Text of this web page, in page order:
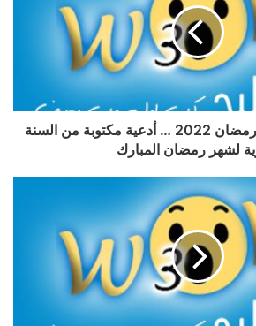
دعاء ثاني جمعة في رمضان 2022 … أدعية مكتوبة من السنة
لشهر رمضان المبارك